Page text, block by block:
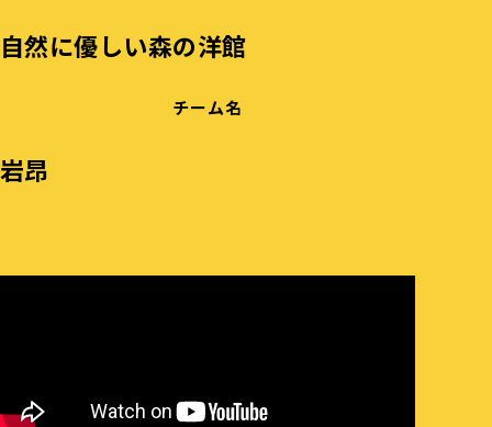
自然に優しい森の洋館
チーム名
岩昂